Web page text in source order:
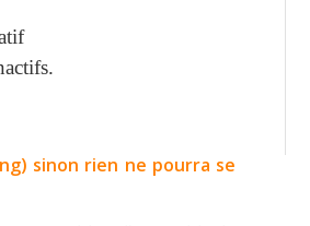
sinon rien ne pourra se